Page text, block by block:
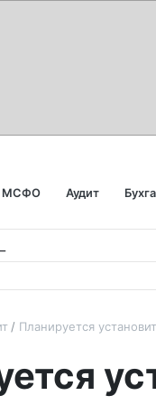
МСФО Аудит
Планируется